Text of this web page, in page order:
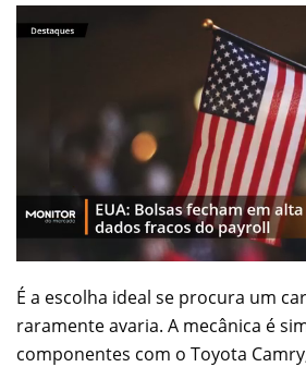
É a escolha ideal se procura um
raramente avaria. A mecânica é
componentes com o Toyota